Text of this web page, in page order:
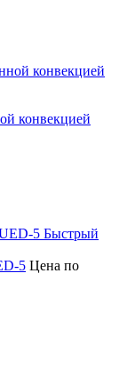
конвекцией
Быстрый
5 Цена по